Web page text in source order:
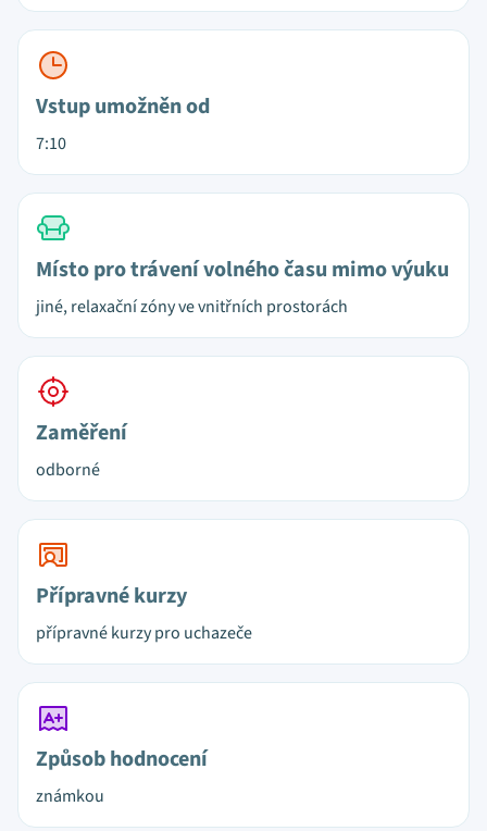
Vstup umožněn od
7:10
Místo pro trávení volného času mimo výuku
jiné, relaxační zóny ve vnitřních prostorách
Zaměření
odborné
Přípravné kurzy
přípravné kurzy pro uchazeče
Způsob hodnocení
známkou